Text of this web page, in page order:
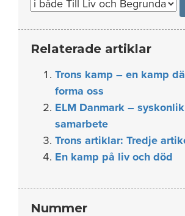
Relaterade artiklar
Trons kamp – en kamp
forma oss
ELM Danmark –
samarbete
Trons artiklar: Tredje
En kamp på liv och död
Nummer